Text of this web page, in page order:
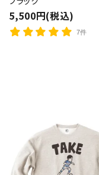
5,500円(税込)
7件